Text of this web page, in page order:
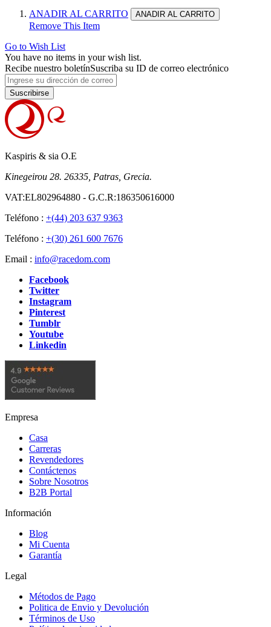
ANADIR AL CARRITO ANADIR AL CARRITO
Remove This Item
Go to Wish List
You have no items in your wish list.
Recibe nuestro boletínSuscriba su ID de correo electrónico
Suscribirse
Kaspiris & sia O.E
Kinegeirou 28. 26335, Patras, Grecia.
VAT:EL802964880 - G.C.R:186350616000
Teléfono : +(44) 203 637 9363
Teléfono : +(30) 261 600 7676
Email : info@racedom.com
Facebook
Twitter
Instagram
Pinterest
Tumblr
Youtube
Linkedin
Empresa
Casa
Carreras
Revendedores
Contáctenos
Sobre Nosotros
B2B Portal
Información
Blog
Mi Cuenta
Garantía
Legal
Métodos de Pago
Politica de Envio y Devolución
Términos de Uso